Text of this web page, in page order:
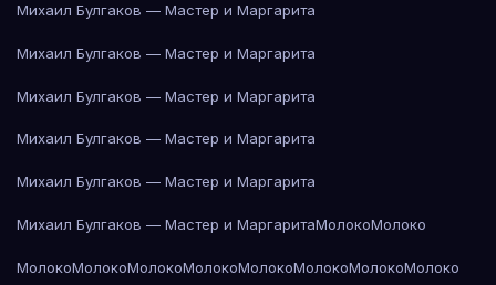
Михаил Булгаков — Мастер и Маргарита
Михаил Булгаков — Мастер и Маргарита
Михаил Булгаков — Мастер и Маргарита
Михаил Булгаков — Мастер и Маргарита
Михаил Булгаков — Мастер и Маргарита
Михаил Булгаков — Мастер и МаргаритаМолокоМолоко
МолокоМолокоМолокоМолокоМолокоМолокоМолокоМолоко